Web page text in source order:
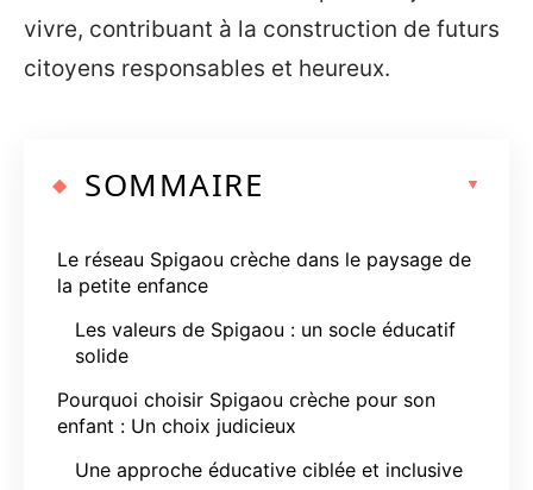
vivre, contribuant à la construction de futurs
citoyens responsables et heureux.
SOMMAIRE
Le réseau Spigaou crèche dans le paysage de
la petite enfance
Les valeurs de Spigaou : un socle éducatif
solide
Pourquoi choisir Spigaou crèche pour son
enfant : Un choix judicieux
Une approche éducative ciblée et inclusive